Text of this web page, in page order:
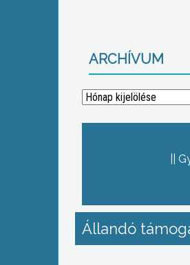
ARCHÍVUM
Archívum
Állandó